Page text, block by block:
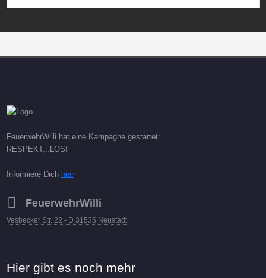
FeuerwehrWilli hat eine Kampagne gestartet:
RESPEKT...LOS!
Informiere Dich hier
FeuerwehrWilli
Vesbecker Str. 22 - D 31535 Neustadt
Hier gibt es noch mehr